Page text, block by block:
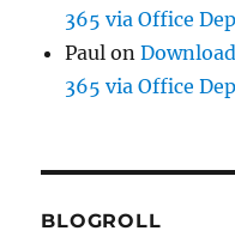
365 via Office
Paul on
365 via Office
BLOGROLL